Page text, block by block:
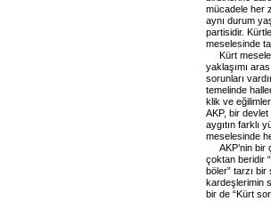
mücadele her
aynı durum
partisidir.
meselesinde
Kürt
yaklaşımı
sorunları
temelinde
klik ve
AKP, bir
aygıtın farklı
meselesinde
AKP’nin bir
çoktan beridir
böler” tarzı
kardeşlerimin
bir de “Kürt